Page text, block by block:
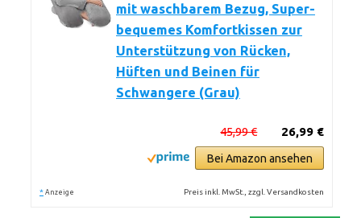
mit waschbarem Bezug, Super-
bequemes Komfortkissen zur
Unterstützung von Rücken,
Hüften und Beinen für
Schwangere (Grau)
26,99 €
45,99 €
Bei Amazon ansehen
* Anzeige Preis inkl. MwSt., zzgl. Versandkosten